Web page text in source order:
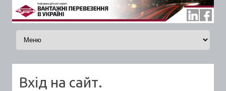
Skip to content
Вхід на сайт.